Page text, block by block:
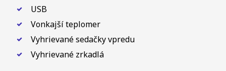
USB
Vonkajší teplomer
Vyhrievané sedačky vpredu
Vyhrievané zrkadlá